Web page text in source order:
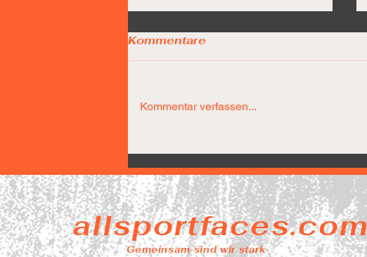
Díaz-Team führt nach 25
Minuten bereits mit 31
Punkten
Kommentare
Kommentar verfassen...
allsportfaces.com
Gemeinsam sind wir stark